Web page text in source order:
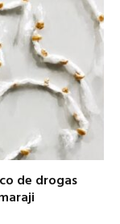
de drogas